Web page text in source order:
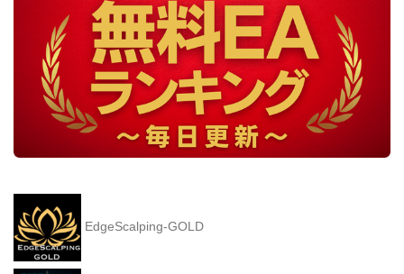
EdgeScalping-GOLD